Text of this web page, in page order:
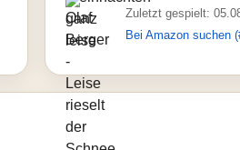
Zuletzt gespielt:
Bei Amazon suchen